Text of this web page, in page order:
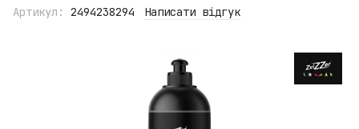
Артикул: 2494238294 Написати відгук